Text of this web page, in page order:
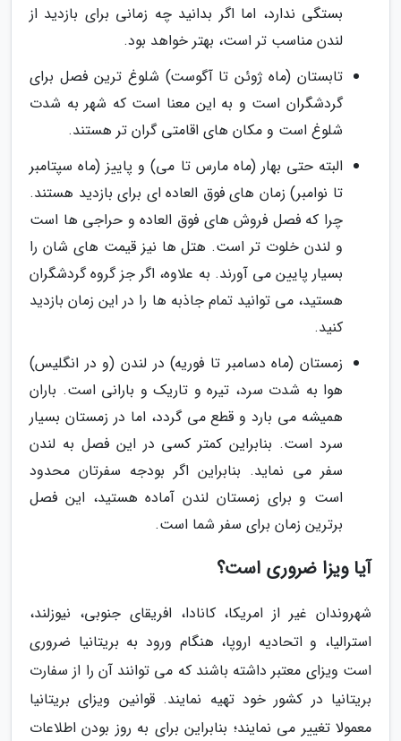
بستگی ندارد، اما اگر بدانید چه زمانی برای بازدید از
لندن مناسب تر است، بهتر خواهد بود.
تابستان (ماه ژوئن تا آگوست) شلوغ ترین فصل برای
گردشگران است و به این معنا است که شهر به شدت
شلوغ است و مکان های اقامتی گران تر هستند.
البته حتی بهار (ماه مارس تا می) و پاییز (ماه سپتامبر
تا نوامبر) زمان های فوق العاده ای برای بازدید هستند.
چرا که فصل فروش های فوق العاده و حراجی ها است
و لندن خلوت تر است. هتل ها نیز قیمت های شان را
بسیار پایین می آورند. به علاوه، اگر جز گروه گردشگران
هستید، می توانید تمام جاذبه ها را در این زمان بازدید
کنید.
زمستان (ماه دسامبر تا فوریه) در لندن (و در انگلیس)
هوا به شدت سرد، تیره و تاریک و بارانی است. باران
همیشه می بارد و قطع می گردد، اما در زمستان بسیار
سرد است. بنابراین کمتر کسی در این فصل به لندن
سفر می نماید. بنابراین اگر بودجه سفرتان محدود
است و برای زمستان لندن آماده هستید، این فصل
برترین زمان برای سفر شما است.
آیا ویزا ضروری است؟
شهروندان غیر از امریکا، کانادا، افریقای جنوبی، نیوزلند،
استرالیا، و اتحادیه اروپا، هنگام ورود به بریتانیا ضروری
است ویزای معتبر داشته باشند که می توانند آن را از سفارت
بریتانیا در کشور خود تهیه نمایند. قوانین ویزای بریتانیا
معمولا تغییر می نمایند؛ بنابراین برای به روز بودن اطلاعات